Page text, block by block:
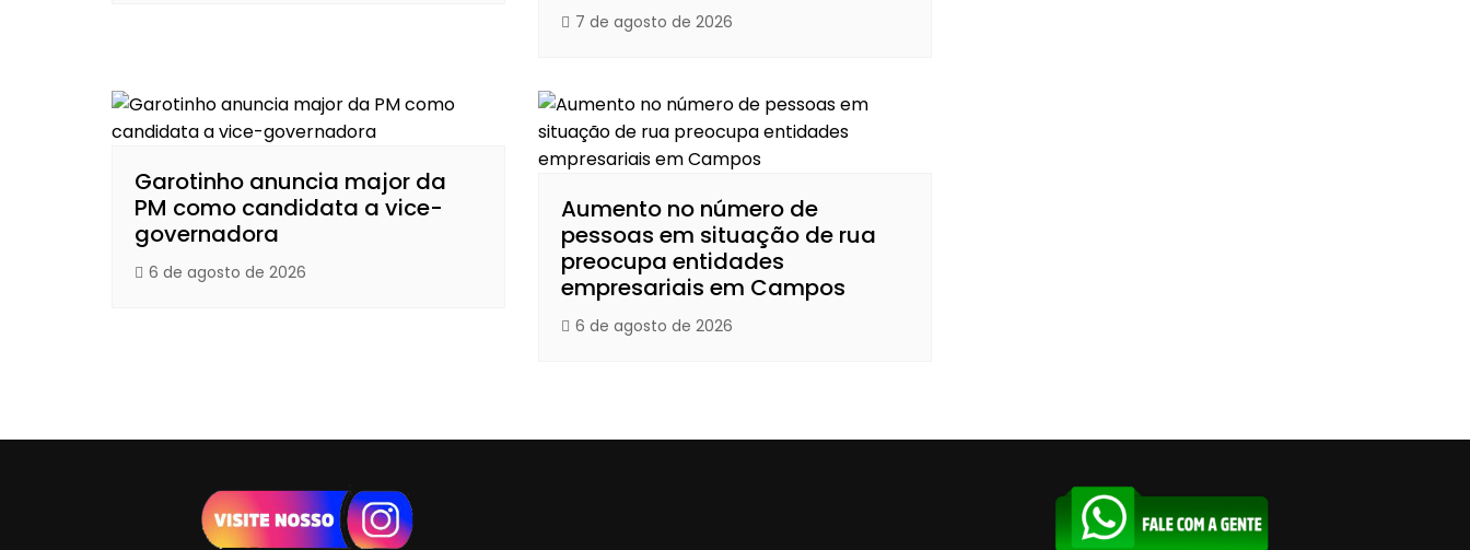
7 de agosto de 2026
Garotinho anuncia major da
PM como candidata a vice-
governadora
6 de agosto de 2026
Aumento no número de
pessoas em situação de rua
preocupa entidades
empresariais em Campos
6 de agosto de 2026